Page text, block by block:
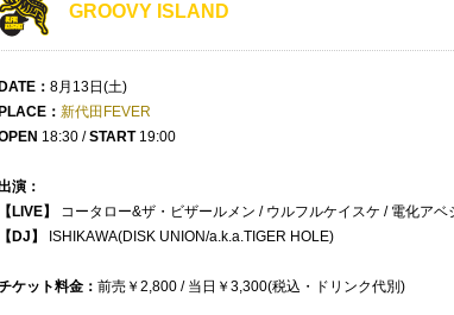
GROOVY ISLAND
DATE： 8月13日(土)
PLACE： 新代田FEVER
18:30 /START19:00
演：
【LIVE】 コータロー&ザ・ビザールメン / ウルフルケイスケ / 電化アベ
【DJ】
ISHIKAWA(DISK UNION/a.k.a.TIGER HOLE)
ケット料金： 前売￥2,800 / 当日￥3,300(税込・ドリンク代別)